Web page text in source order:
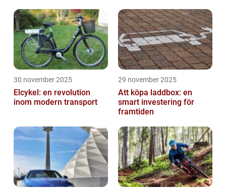
30 november 2025
Elcykel: en revolution
inom modern transport
29 november 2025
Att köpa laddbox: en
smart investering för
framtiden